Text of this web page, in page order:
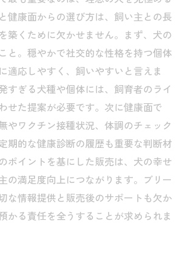
健康面からの選び方は、飼い主との長
築くために欠かせません。まず、犬の
と。穏やかで社交的な性格を持つ個体
適応しやすく、飼いやすいと言えま
すぎる犬種や個体には、飼育者のライ
せた提案が必要です。次に健康面で
やワクチン接種状況、体調のチェック
期的な健康診断の履歴も重要な判断材
ポイントを基にした販売は、犬の幸せ
の満足度向上につながります。ブリー
な情報提供と販売後のサポートも欠か
かる責任を全うすることが求められま